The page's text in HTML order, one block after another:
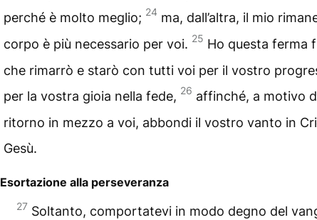
perché è molto meglio; 24 ma, dall’altra, il mio
corpo è più necessario per voi. 25 Ho questa ferma
che rimarrò e starò con tutti voi per il vostro
per la vostra gioia nella fede, 26 affinché, a motivo
ritorno in mezzo a voi, abbondi il vostro vanto in
Gesù.
Esortazione alla perseveranza
27 Soltanto, comportatevi in modo degno del